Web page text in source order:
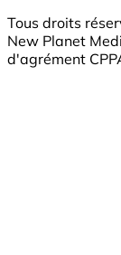
Tous droits
New Planet
d'agrément